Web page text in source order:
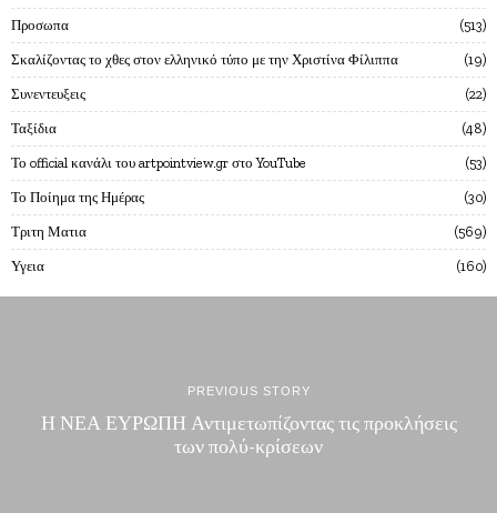
Προσωπα 513
Σκαλίζοντας το χθες στον ελληνικό τύπο με την Χριστίνα Φίλιππα 19
Συνεντευξεις 22
Ταξίδια 48
Το official κανάλι του artpointview.gr στο YouTube 53
Το Ποίημα της Ημέρας 30
Τριτη Ματια 569
Υγεια 160
PREVIOUS STORY
Η ΝΕΑ ΕΥΡΩΠΗ Αντιμετωπίζοντας τις προκλήσεις
των πολύ-κρίσεων